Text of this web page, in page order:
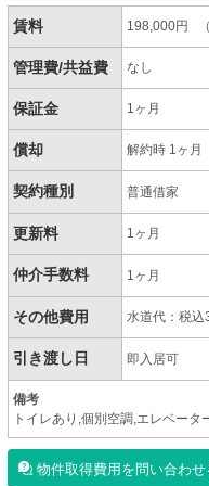
賃料 198,000円 （
管理費/共益費 なし
保証金 1ヶ月
償却 解約時 1ヶ月
契約種別 普通借家
更新料 1ヶ月
仲介手数料 1ヶ月
その他費用 水道代：税
引き渡し日 即入居可
備考
トイレあり,個別空調,エレベータ
物件取得費用を問い合わせ